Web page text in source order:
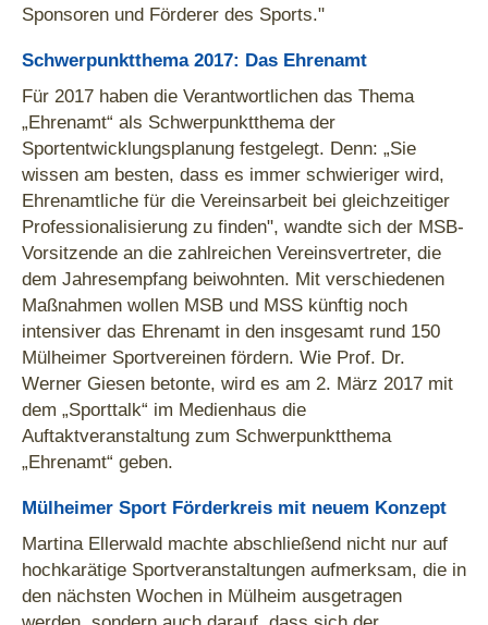
Sponsoren und Förderer des Sports."
Schwerpunktthema 2017: Das Ehrenamt
Für 2017 haben die Verantwortlichen das Thema
„Ehrenamt“ als Schwerpunktthema der
Sportentwicklungsplanung festgelegt. Denn: „Sie
wissen am besten, dass es immer schwieriger wird,
Ehrenamtliche für die Vereinsarbeit bei gleichzeitiger
Professionalisierung zu finden", wandte sich der MSB-
Vorsitzende an die zahlreichen Vereinsvertreter, die
dem Jahresempfang beiwohnten. Mit verschiedenen
Maßnahmen wollen MSB und MSS künftig noch
intensiver das Ehrenamt in den insgesamt rund 150
Mülheimer Sportvereinen fördern. Wie Prof. Dr.
Werner Giesen betonte, wird es am 2. März 2017 mit
dem „Sporttalk“ im Medienhaus die
Auftaktveranstaltung zum Schwerpunktthema
„Ehrenamt“ geben.
Mülheimer Sport Förderkreis mit neuem Konzept
Martina Ellerwald machte abschließend nicht nur auf
hochkarätige Sportveranstaltungen aufmerksam, die in
den nächsten Wochen in Mülheim ausgetragen